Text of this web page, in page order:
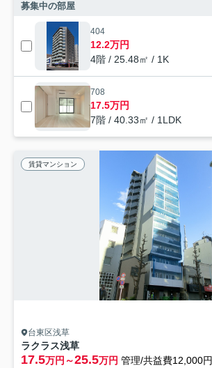
募集中の部屋
404
12.2万円
4階 / 25.48㎡ / 1K
708
17.5万円
7階 / 40.33㎡ / 1LDK
賃貸マンション
台東区浅草
ラクラス浅草
17.5万円～25.5万円 管理/共益費12,000円